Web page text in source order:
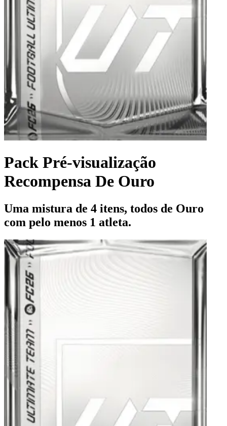
Pack Pré-visualização
Recompensa De Ouro
Uma mistura de 4 itens, todos de Ouro
com pelo menos 1 atleta.